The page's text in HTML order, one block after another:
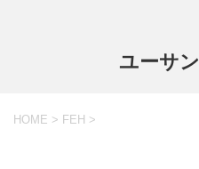
ユーサ
HOME > FEH >